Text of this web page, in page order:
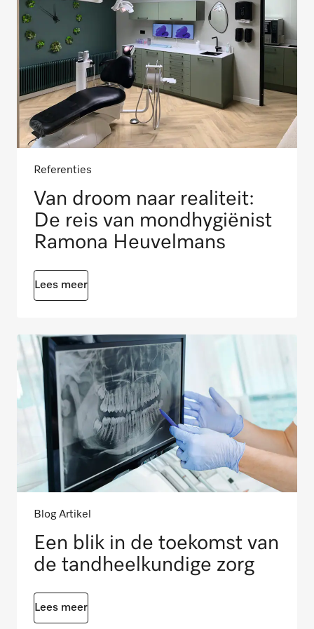
Referenties
Van droom naar realiteit:
De reis van mondhygiënist
Ramona Heuvelmans
Lees meer
Blog Artikel
Een blik in de toekomst van
de tandheelkundige zorg
Lees meer